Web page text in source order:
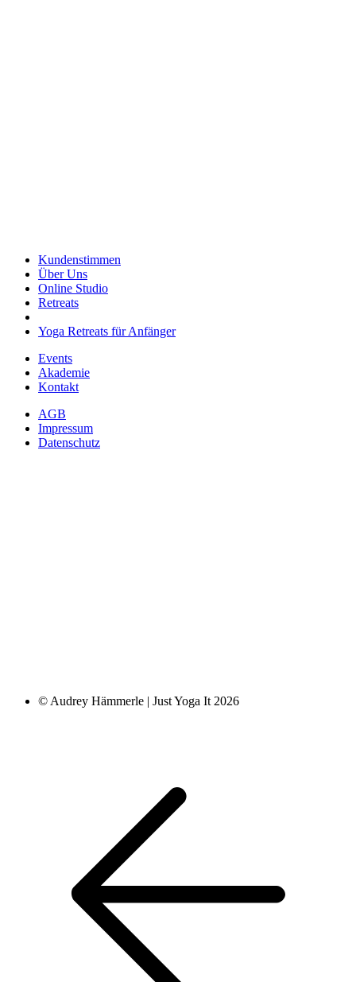
Kundenstimmen
Über Uns
Online Studio
Retreats
Yoga Retreats für Anfänger
Events
Akademie
Kontakt
AGB
Impressum
Datenschutz
© Audrey Hämmerle | Just Yoga It 2026